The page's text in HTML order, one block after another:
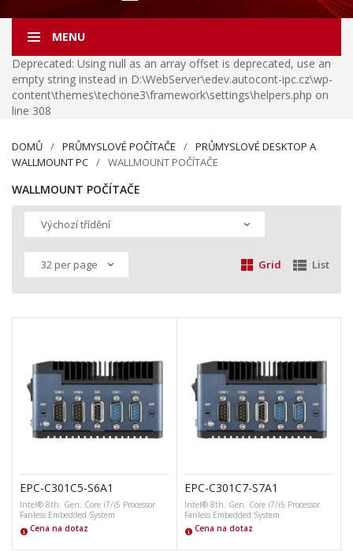
MENU
Deprecated: Using null as an array offset is deprecated, use an
empty string instead in D:\WebServer\edev.autocont-ipc.cz\wp-
content\themes\techone3\framework\settings\helpers.php on
line 308
DOMŮ PRŮMYSLOVÉ POČÍTAČE
PRŮMYSLOVÉ DESKTOP A
WALLMOUNT PC
WALLMOUNT POČÍTAČE
WALLMOUNT POČÍTAČE
Grid List
EPC-C301C5-S6A1
Intel® 8th. Gen. Core i7/i5 Processor
Fanless Embedded System
Cena na dotaz
EPC-C301C7-S7A1
Intel® 8th. Gen. Core i7/i5 Processor
Fanless Embedded System
Cena na dotaz